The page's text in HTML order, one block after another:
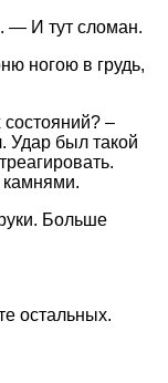
— И тут сломан.
ногою в грудь,
–
Удар был такой
Больше
остальных.